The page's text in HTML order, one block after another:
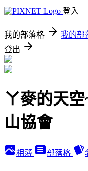
登入
我的部落格 我的部
登出
ㄚ麥的天
山協會
相簿 部落格